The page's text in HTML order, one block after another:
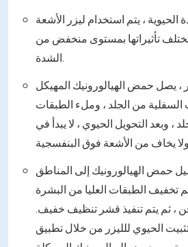
الحيوية ، يتم استخدام ليزر الأشعة
تأثيراتها بمستوى منخفض من
الشدة.
، يصل حمض الهيالورونيك المهيكل
السفلية من الجلد ، وملء الطبقات
، وبعد التحويل الحيوي ، لا يبدأ في
حمض الهيالورونيك إلى المناطق
تخفيف الطبقات العليا من البشرة
، ثم يتم تنفيذ قشر تنظيف خفيف.
الحيوي للليزر من خلال تطبيق